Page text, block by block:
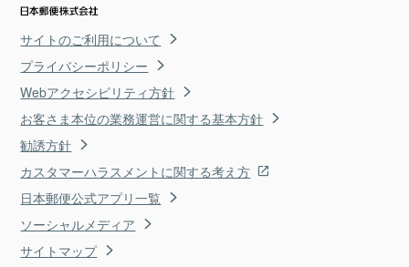
サイトのご利用について
プライバシーポリシー
Webアクセシビリティ方針
お客さま本位の業務運営に関する基本方針
勧誘方針
カスタマーハラスメントに関する考え方
日本郵便公式アプリ一覧
ソーシャルメディア
サイトマップ